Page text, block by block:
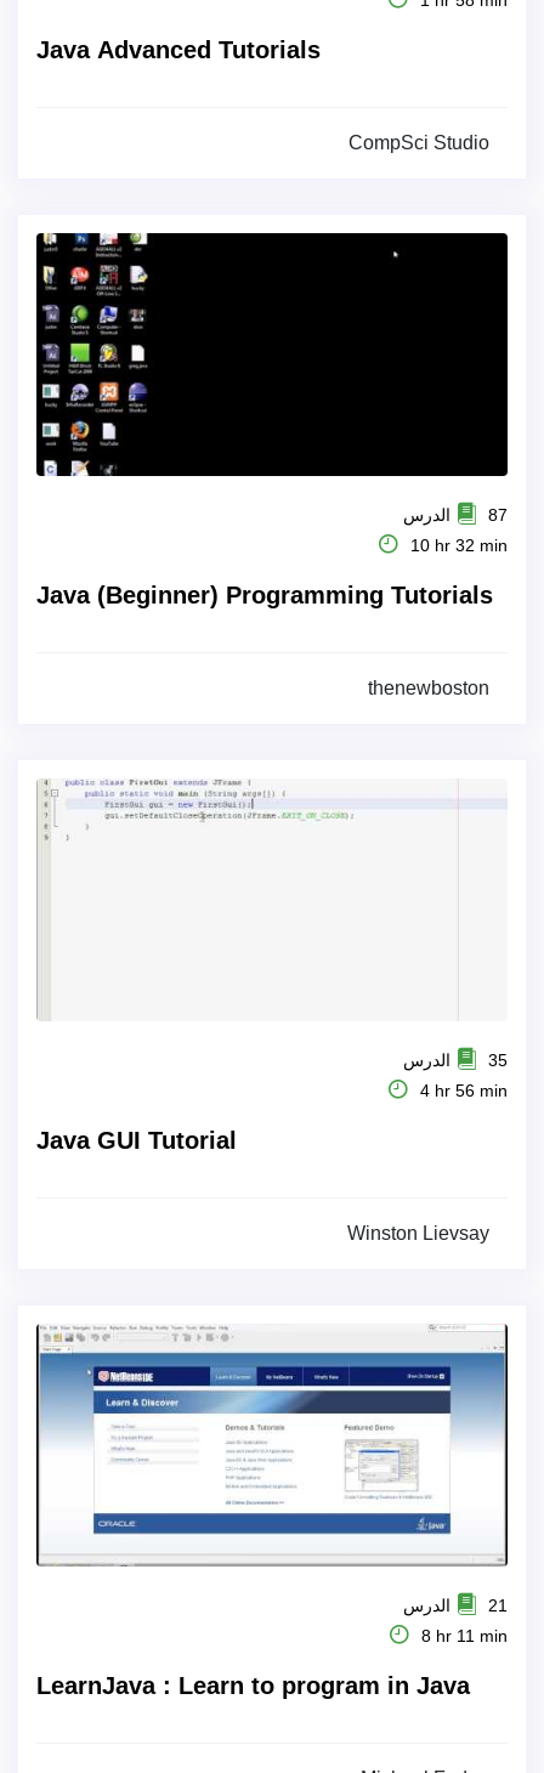
Java Advanced Tutorials
CompSci Studio
87 الدرس
10 hr 32 min
Java (Beginner) Programming Tutorials
thenewboston
35 الدرس
4 hr 56 min
Java GUI Tutorial
Winston Lievsay
21 الدرس
8 hr 11 min
LearnJava : Learn to program in Java